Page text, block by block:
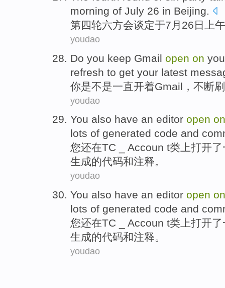
morning of July 26 in Beijing.
第四轮六方会谈定于7月 26日 上午
youdao
Do you keep Gmail open on
refresh to get your latest
你是不是一直开着Gmail ， 不断
youdao
You also have an editor open on
lots of generated code and
您还在TC _ Accoun t类上打开了
生成的代码和注释。
youdao
You also have an editor open on
lots of generated code and
您还在TC _ Accoun t类上打开了
生成的代码和注释。
youdao